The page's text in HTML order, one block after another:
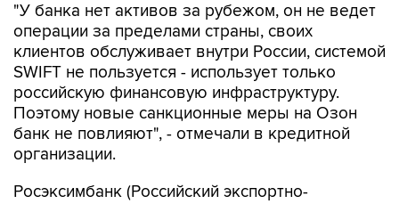
"У банка нет активов за рубежом, он не ведет
операции за пределами страны, своих
клиентов обслуживает внутри России, системой
SWIFT не пользуется - использует только
российскую финансовую инфраструктуру.
Поэтому новые санкционные меры на Озон
банк не повлияют", - отмечали в кредитной
организации.
Росэксимбанк (Российский экспортно-